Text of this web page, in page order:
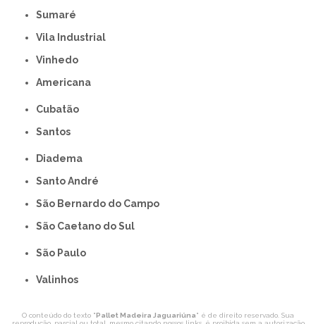
Sumaré
Vila Industrial
Vinhedo
americana
Cubatão
Santos
Diadema
Santo André
São Bernardo do Campo
São Caetano do Sul
São Paulo
Valinhos
O conteúdo do texto " Pallet Madeira Jaguariúna" é de direito reservado. Sua